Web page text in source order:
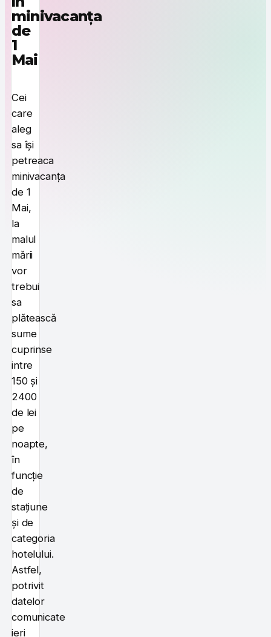
minivacanța
de
1
Mai
Cei
care
aleg
sa își
petreaca
minivacanța
de 1
Mai,
la
malul
mării
vor
trebui
sa
plătească
sume
cuprinse
intre
150 și
2400
de lei
pe
noapte,
în
funcție
de
stațiune
și de
categoria
hotelului.
Astfel,
potrivit
datelor
comunicate
ieri